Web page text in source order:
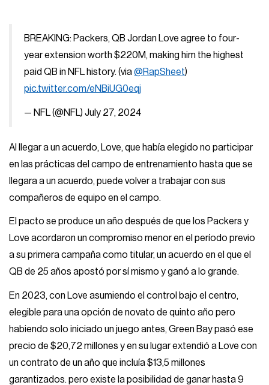
BREAKING: Packers, QB Jordan Love agree to four-
year extension worth $220M, making him the highest
paid QB in NFL history. (via@RapSheet)
pic.twitter.com/eNBiUG0eqj
— NFL (@NFL)July 27, 2024
Al llegar a un acuerdo, Love, que había elegido no participar
en las prácticas del campo de entrenamiento hasta que se
llegara a un acuerdo, puede volver a trabajar con sus
compañeros de equipo en el campo.
El pacto se produce un año después de que los Packers y
Love acordaron un compromiso menor en el período previo
a su primera campaña como titular, un acuerdo en el que el
QB de 25 años apostó por sí mismo y ganó a lo grande.
En 2023, con Love asumiendo el control bajo el centro,
elegible para una opción de novato de quinto año pero
habiendo solo iniciado un juego antes, Green Bay pasó ese
precio de $20,72 millones y en su lugar extendió a Love con
un contrato de un año que incluía $13,5 millones
garantizados. pero existe la posibilidad de ganar hasta 9